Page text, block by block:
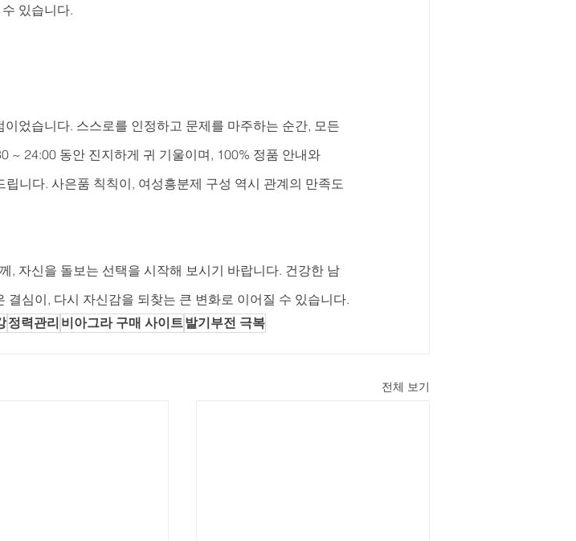
있습니다.
었습니다. 스스로를 인정하고 문제를 마주하는 순간, 모든
~ 24:00 동안 진지하게 귀 기울이며, 100% 정품 안내와
니다. 사은품 칙칙이, 여성흥분제 구성 역시 관계의 만족도
, 자신을 돌보는 선택을 시작해 보시기 바랍니다. 건강한 남
결심이, 다시 자신감을 되찾는 큰 변화로 이어질 수 있습니다.
정력관리 비아그라 구매 사이트발기부전 극복
전체 보기